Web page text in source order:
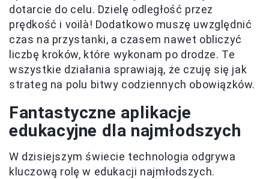
dotarcie do celu. Dzielę odległość przez
prędkość i voilà! Dodatkowo muszę uwzględnić
czas na przystanki, a czasem nawet obliczyć
liczbę kroków, które wykonam po drodze. Te
wszystkie działania sprawiają, że czuję się jak
strateg na polu bitwy codziennych obowiązków.
Fantastyczne aplikacje
edukacyjne dla najmłodszych
W dzisiejszym świecie technologia odgrywa
kluczową rolę w edukacji najmłodszych.